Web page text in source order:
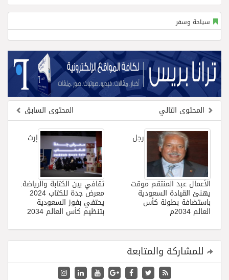
سياحة وسفر
المحتوى السابق
المحتوى التالي
إرث
ثقافي بين الكتابة والرياضة:
معرض جدة للكتاب 2024
يحتفي بفوز السعودية
بتنظيم كأس العالم 2034
رجل
الأعمال عبد المنتقم موقت
يهنئ القيادة السعودية
باستضافة بطولة كأس
العالم 2034م
للمشاركة والمتابعة